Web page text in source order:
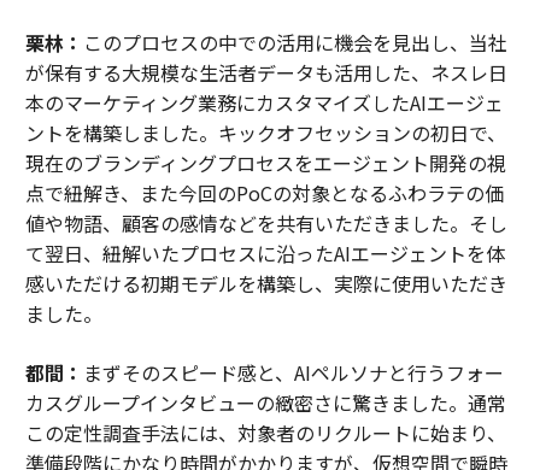
栗林： このプロセスの中での活用に機会を見出し、当社
が保有する大規模な生活者データも活用した、ネスレ日
本のマーケティング業務にカスタマイズしたAIエージェ
ントを構築しました。キックオフセッションの初日で、
現在のブランディングプロセスをエージェント開発の視
点で紐解き、また今回のPoCの対象となるふわラテの価
値や物語、顧客の感情などを共有いただきました。そし
て翌日、紐解いたプロセスに沿ったAIエージェントを体
感いただける初期モデルを構築し、実際に使用いただき
ました。
都間： まずそのスピード感と、AIペルソナと行うフォー
カスグループインタビューの緻密さに驚きました。通常
この定性調査手法には、対象者のリクルートに始まり、
準備段階にかなり時間がかかりますが、仮想空間で瞬時